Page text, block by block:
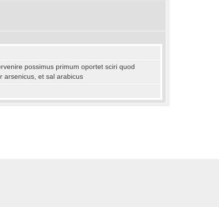
possimus primum oportet sciri quod
arsenicus, et sal arabicus